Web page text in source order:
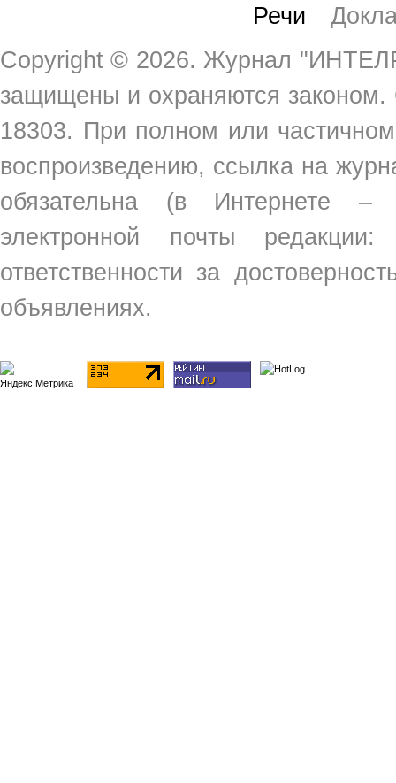
Речи
Copyright © 2026. Журнал
защищены и охраняются
18303. При полном или
воспроизведению, ссылка на
обязательна (в Интернете
электронной почты
ответственности за
объявлениях.